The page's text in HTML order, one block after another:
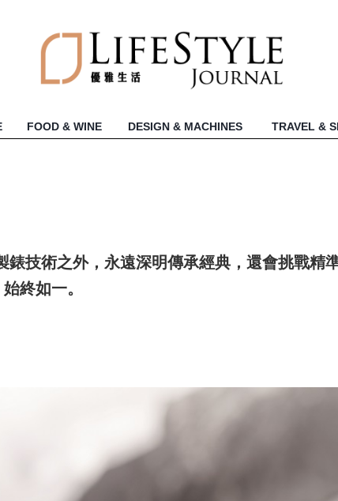
FOOD & WINE DESIGN & MACHINES TRAVEL &
技術之外，永遠深明傳承經典，還會挑戰精
終如一。